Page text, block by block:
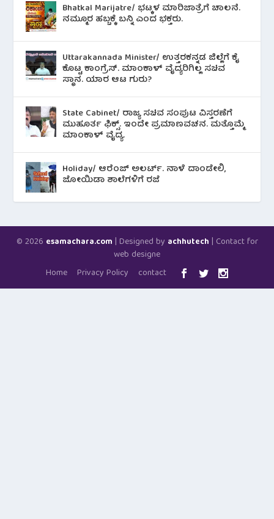
Bhatkal Marijatre/ ಭಟ್ಕಳ ಮಾರಿಜಾತ್ರೆಗೆ ಚಾಲನೆ.
ನಮ್ಮೂರ ಹಬ್ಬಕ್ಕೆ ಬನ್ನಿ ಎಂದ ಭಕ್ತರು.
Uttarakannada Minister/ ಉತ್ತರಕನ್ನಡ ಜಿಲ್ಲೆಗೆ ಕೈ
ಕೊಟ್ಟ ಕಾಂಗ್ರೆಸ್. ಮಾಂಕಾಳ್ ವೈದ್ಯರಿಗಿಲ್ಲ ಸಚಿವ
ಸ್ಥಾನ. ಯಾರ ಆಟ ಗುರು?
State Cabinet/ ರಾಜ್ಯ ಸಚಿವ ಸಂಪುಟ ವಿಸ್ತರಣೆಗೆ
ಮುಹೂರ್ತ ಫಿಕ್ಸ್. ಇಂದೇ ಪ್ರಮಾಣವಚನ. ಮತ್ತೊಮ್ಮೆ
ಮಾಂಕಾಳ್ ವೈದ್ಯ.
Holiday/ ಆರೆಂಜ್ ಅಲರ್ಟ್. ನಾಳೆ ದಾಂಡೇಲಿ,
ಜೋಯಿಡಾ ಶಾಲೆಗಳಿಗೆ ರಜೆ
© 2026 esamachara.com | Designed by achhutech | Contact for
web designe
Home
Privacy Policy contact